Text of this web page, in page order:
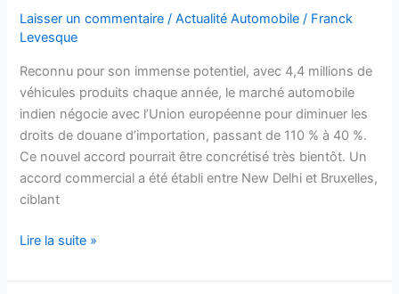
Laisser un commentaire /Actualité Automobile / Franck
Levesque
Reconnu pour son immense potentiel, avec 4,4 millions de
véhicules produits chaque année, le marché automobile
indien négocie avec l’Union européenne pour diminuer les
droits de douane d’importation, passant de 110 % à 40 %.
Ce nouvel accord pourrait être concrétisé très bientôt. Un
accord commercial a été établi entre New Delhi et Bruxelles,
ciblant
Lire la suite »